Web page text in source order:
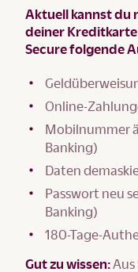
Aktuell kannst du
deiner
Secure folgende
Online-
Mobilnummer
Banking)
Daten
Passwort neu
Banking)
180-Tage-
Gut zu wissen: